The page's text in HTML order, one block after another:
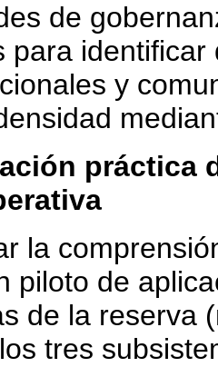
de
para
y
práctica
la
piloto de
de la reserva
tres